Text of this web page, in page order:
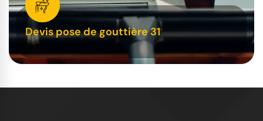
Devis pose de gouttière 31